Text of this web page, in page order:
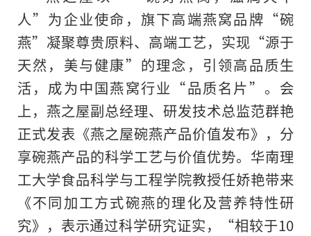
人”为企业使命，旗下高端燕窝品牌“碗
燕”凝聚尊贵原料、高端工艺，实现“源于
天然，美与健康”的理念，引领高品质生
活，成为中国燕窝行业“品质名片”。会
上，燕之屋副总经理、研发技术总监范群艳
正式发表《燕之屋碗燕产品价值发布》，分
享碗燕产品的科学工艺与价值优势。华南理
工大学食品科学与工程学院教授任娇艳带来
《不同加工方式碗燕的理化及营养特性研
究》，表示通过科学研究证实，“相较于10